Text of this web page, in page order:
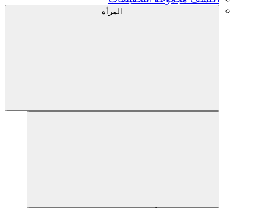
المرأة